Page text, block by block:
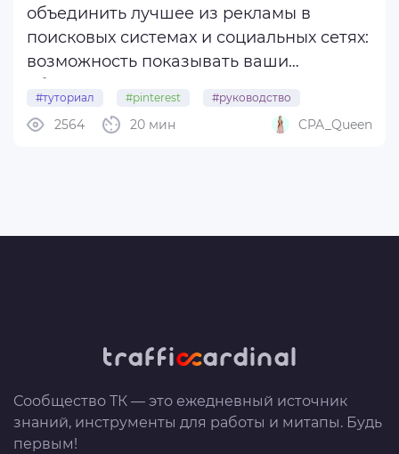
объединить лучшее из рекламы в
поисковых системах и социальных сетях:
возможность показывать ваши
активно ищут такие продукты, как у вас,
наряду с возможностью продвигать
#туториал #pinterest #руководство
#инструкция #буржтрафик
20 мин
2564 CPA_Queen
Сообщество ТК — это ежедневный источник
знаний, инструменты для работы и митапы. Будь
первым!